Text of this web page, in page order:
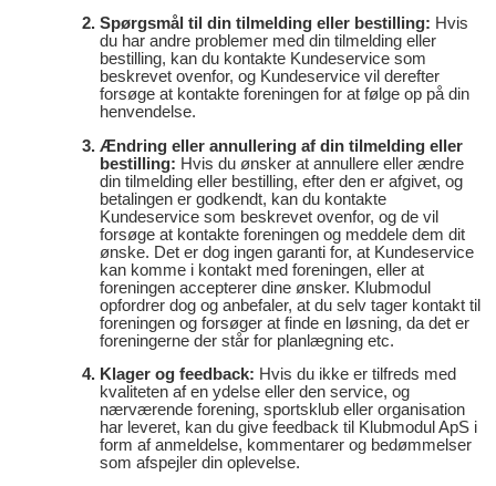
Spørgsmål til din tilmelding eller bestilling: Hvis
du har andre problemer med din tilmelding eller
bestilling, kan du kontakte Kundeservice som
beskrevet ovenfor, og Kundeservice vil derefter
forsøge at kontakte foreningen for at følge op på din
henvendelse.
Ændring eller annullering af din tilmelding eller
bestilling: Hvis du ønsker at annullere eller ændre
din tilmelding eller bestilling, efter den er afgivet, og
betalingen er godkendt, kan du kontakte
Kundeservice som beskrevet ovenfor, og de vil
forsøge at kontakte foreningen og meddele dem dit
ønske. Det er dog ingen garanti for, at Kundeservice
kan komme i kontakt med foreningen, eller at
foreningen accepterer dine ønsker. Klubmodul
opfordrer dog og anbefaler, at du selv tager kontakt til
foreningen og forsøger at finde en løsning, da det er
foreningerne der står for planlægning etc.
Klager og feedback: Hvis du ikke er tilfreds med
kvaliteten af en ydelse eller den service, og
nærværende forening, sportsklub eller organisation
har leveret, kan du give feedback til Klubmodul ApS i
form af anmeldelse, kommentarer og bedømmelser
som afspejler din oplevelse.